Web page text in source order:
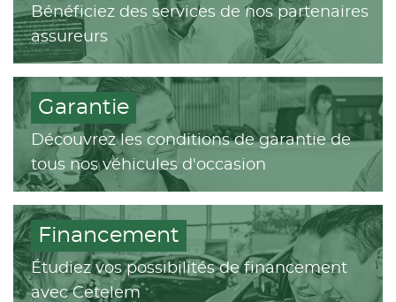
Bénéficiez des services de nos partenaires
assureurs
Garantie
Découvrez les conditions de garantie de
tous nos véhicules d'occasion
Financement
Étudiez vos possibilités de financement
avec Cetelem